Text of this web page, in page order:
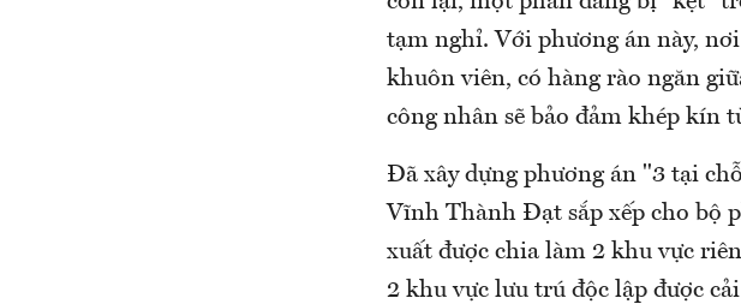
tạm nghỉ. Với phương án này,
khuôn viên, có hàng rào ngăn
công nhân sẽ bảo đảm khép kín
Đã xây dựng phương án "3 tại
Vĩnh Thành Đạt sắp xếp cho bộ
xuất được chia làm 2 khu vực
2 khu vực lưu trú độc lập được